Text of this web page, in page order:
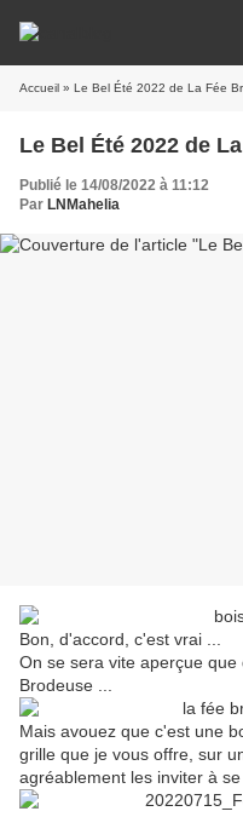
Accueil » Le Bel Été 2022 de La Fée
Le Bel Été 2022 de
Publié le 14/08/2022 à 11:12
Par LNMahelia
Bon, d'accord, c'est vrai ...
On se sera vite aperçue
Brodeuse ...
Mais avouez que c'est une
grille que je vous offre, sur
agréablement les inviter à